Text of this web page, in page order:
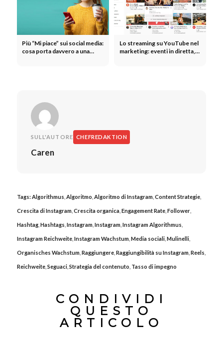
Più “Mi piace” sui social media:
cosa porta davvero a una
Lo streaming su YouTube nel
marketing: eventi in diretta,
SULL'AUTORE CHEFREDAKTION
Caren
Tags:Algorithmus Algoritmo Algoritmo di Instagram, Content Strategie,
Crescita di Instagram, Crescita organica, Engagement Rate, Follower,
Hashtag, Hashtags Instagram, Instagram, Instagram Algorithmus
Instagram Reichweite, Instagram Wachstum, Media sociali, Mulinelli,
Organisches Wachstum, Raggiungere, Raggiungibilità su Instagram, Reels
Reichweite, Seguaci, Strategia del contenuto Tasso di impegno
CONDIVIDI
QUESTO
ARTICOLO